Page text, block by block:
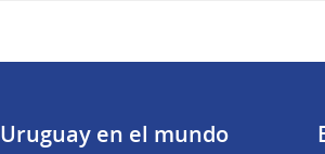
Uruguay en el mundo